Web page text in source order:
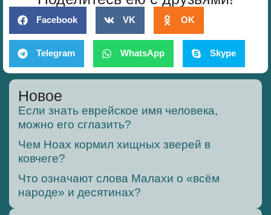
Facebook VK OK
Telegram WhatsApp Skype
Новое
Если знать еврейское имя человека,
можно его сглазить?
Чем Ноах кормил хищных зверей в
ковчеге?
Что означают слова Малахи о «всём
народе» и десятинах?